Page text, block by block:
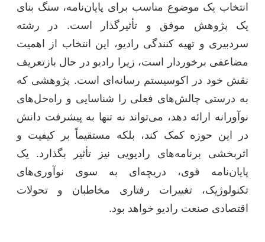
انتخاب یک موضوع مناسب برای پایان‌نامه، سنگ بنای
یک پژوهش موفق و تأثیرگذار است. در رشته
سردبیری و تهیه کنندگی رادیو، این انتخاب از اهمیت
مضاعفی برخوردار است، زیرا رادیو در حال بازتعریف
نقش خود در اکوسیستم رسانه‌ای است. پژوهشی که
به درستی چالش‌های فعلی را شناسایی و راه‌حل‌های
نوآورانه ارائه دهد، می‌تواند نه تنها به پیشرفت دانش
در این حوزه کمک کند، بلکه مستقیماً بر کیفیت و
اثربخشی برنامه‌های رادیویی نیز تأثیر بگذارد. یک
پایان‌نامه قوی، دریچه‌ای به سوی نوآوری‌های
تکنولوژیک، تغییرات رفتاری مخاطبان و تحولات
اقتصادی صنعت رادیو خواهد بود.